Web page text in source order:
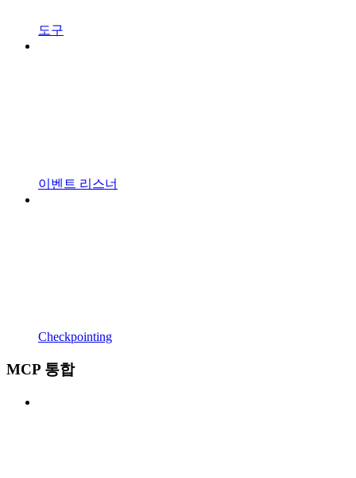
도구
이벤트 리스너
Checkpointing
MCP 통합